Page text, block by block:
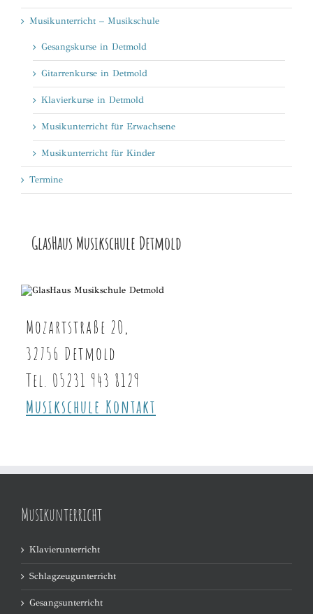
Musikunterricht – Musikschule
Gesangskurse in Detmold
Gitarrenkurse in Detmold
Klavierkurse in Detmold
Musikunterricht für Erwachsene
Musikunterricht für Kinder
Termine
GlasHaus Musikschule Detmold
Mozartstraße 20,
32756 Detmold
Tel. 05231 943 8129
Musikschule Kontakt
Musikunterricht
Klavierunterricht
Schlagzeugunterricht
Gesangsunterricht